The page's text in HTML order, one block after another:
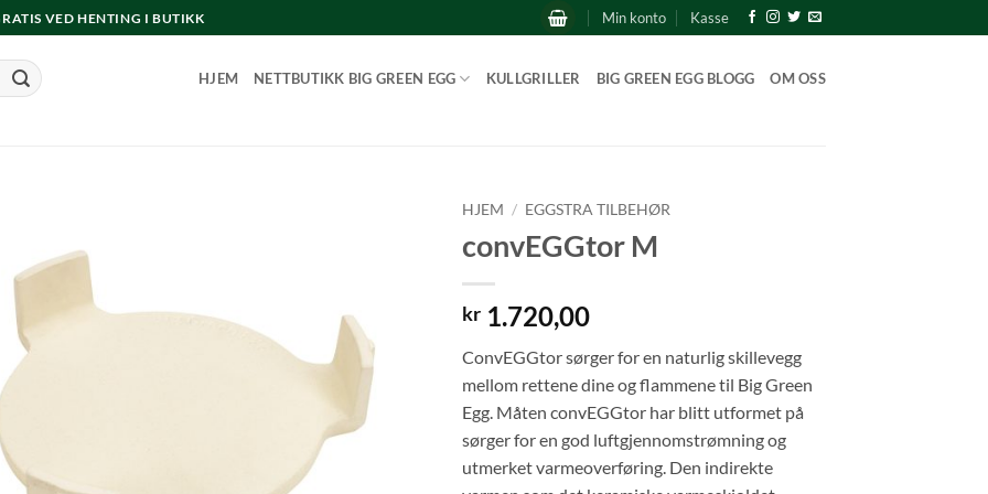
VED HENTING I BUTIKK Min konto Kasse
HJEM NETTBUTIKK BIG GREEN EGG KULLGRILLER BIG GREEN EGG BLOGG OM OSS
HJEM / EGGSTRA TILBEHØR
convEGGtor M
kr 1.720,00
ConvEGGtor sørger for en naturlig skillevegg
mellom rettene dine og flammene til Big Green
Egg. Måten convEGGtor har blitt utformet på
sørger for en god luftgjennomstrømning og
utmerket varmeoverføring. Den indirekte